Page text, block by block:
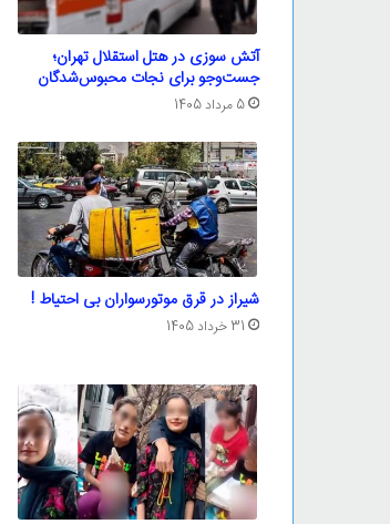
آتش سوزی در هتل استقلال تهران؛
جست‌وجو برای نجات محبوس‌شدگان
5 مرداد 1405
شیراز در قرق موتورسواران بی احتیاط !
31 خرداد 1405